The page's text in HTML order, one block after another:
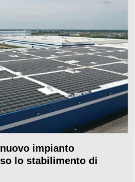
impianto
lo stabilimento di